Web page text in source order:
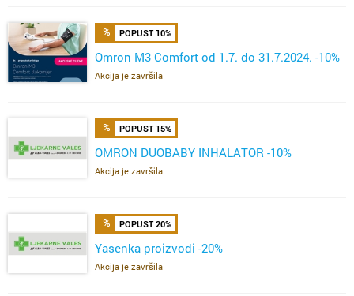
POPUST 10%
Omron M3 Comfort od 1.7. do 31.7.2024. -10%
Akcija je završila
POPUST 15%
OMRON DUOBABY INHALATOR -10%
Akcija je završila
POPUST 20%
Yasenka proizvodi -20%
Akcija je završila